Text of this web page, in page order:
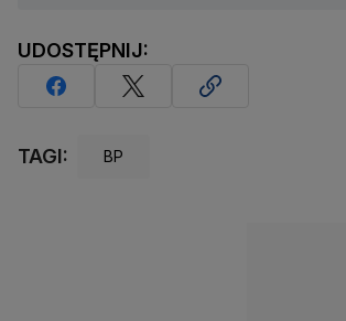
UDOSTĘPNIJ:
TAGI: BP